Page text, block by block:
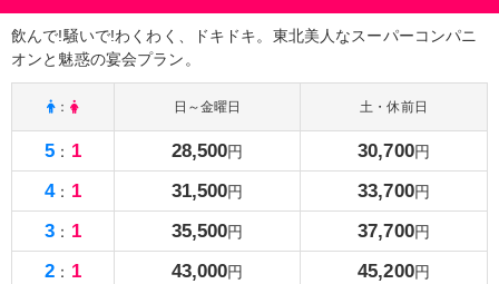
飲んで!騒いで!わくわく、ドキドキ。東北美人なスーパーコンパニ
オンと魅惑の宴会プラン。
： 日～金曜日 土・休前日
5 ： 1 28,500円 30,700円
4： 1 31,500円 33,700円
3 ： 1 35,500円 37,700円
2 ： 1 43,000円 45,200円